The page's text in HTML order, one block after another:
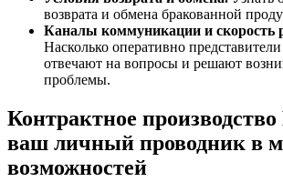
возврата и обмена бракованной
Каналы коммуникации и скорость
Насколько оперативно
отвечают на вопросы и решают
проблемы.
Контрактное
ваш личный проводник в
возможностей